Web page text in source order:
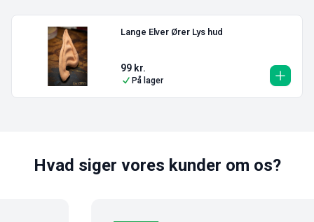
Lange Elver Ører Lys hud
99 kr.
På lager
Hvad siger vores kunder om os?